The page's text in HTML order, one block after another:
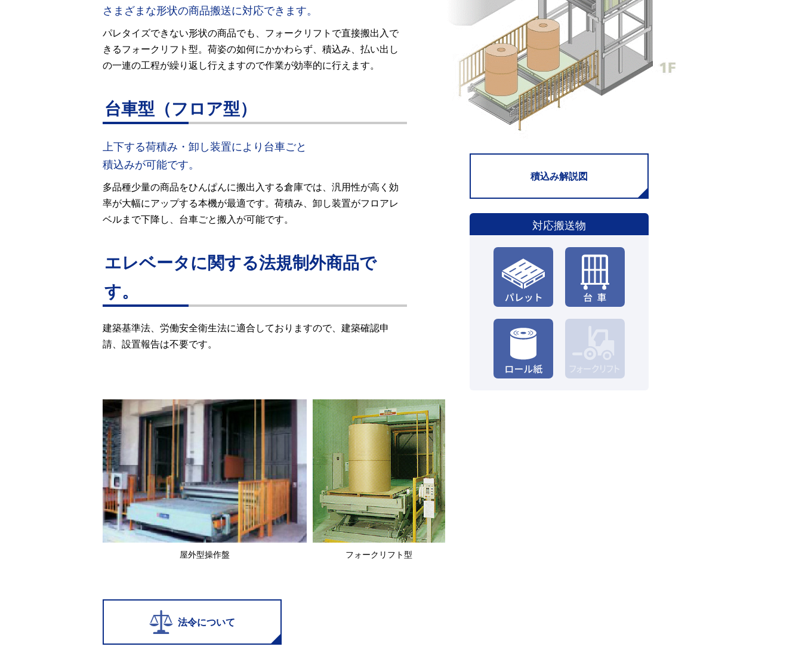
積込み解説図
対応搬送物
さまざまな形状の商品搬送に対応できます。
パレタイズできない形状の商品でも、フォークリフトで直接搬出入で
きるフォークリフト型。荷姿の如何にかかわらず、積込み、払い出し
の一連の工程が繰り返し行えますので作業が効率的に行えます。
台車型（フロア型）
上下する荷積み・卸し装置により台車ごと
積込みが可能です。
多品種少量の商品をひんぱんに搬出入する倉庫では、汎用性が高く効
率が大幅にアップする本機が最適です。荷積み、卸し装置がフロアレ
ベルまで下降し、台車ごと搬入が可能です。
エレベータに関する法規制外商品で
す。
建築基準法、労働安全衛生法に適合しておりますので、建築確認申
請、設置報告は不要です。
屋外型操作盤 フォークリフト型
法令について